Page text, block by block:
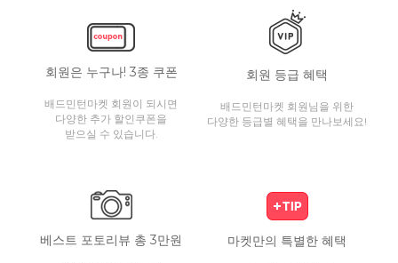
회원은 누구나! 3종 쿠폰
배드민턴마켓 회원이 되시면
다양한 추가 할인쿠폰을
받으실 수 있습니다.
회원 등급 혜택
배드민턴마켓 회원님을 위한
다양한 등급별 혜택을 만나보세요!
베스트 포토리뷰 총 3만원 마켓만의 특별한 혜택